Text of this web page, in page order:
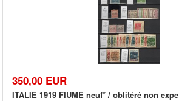
350,00 EUR
ITALIE 1919 FIUME neuf* / oblitéré non expe